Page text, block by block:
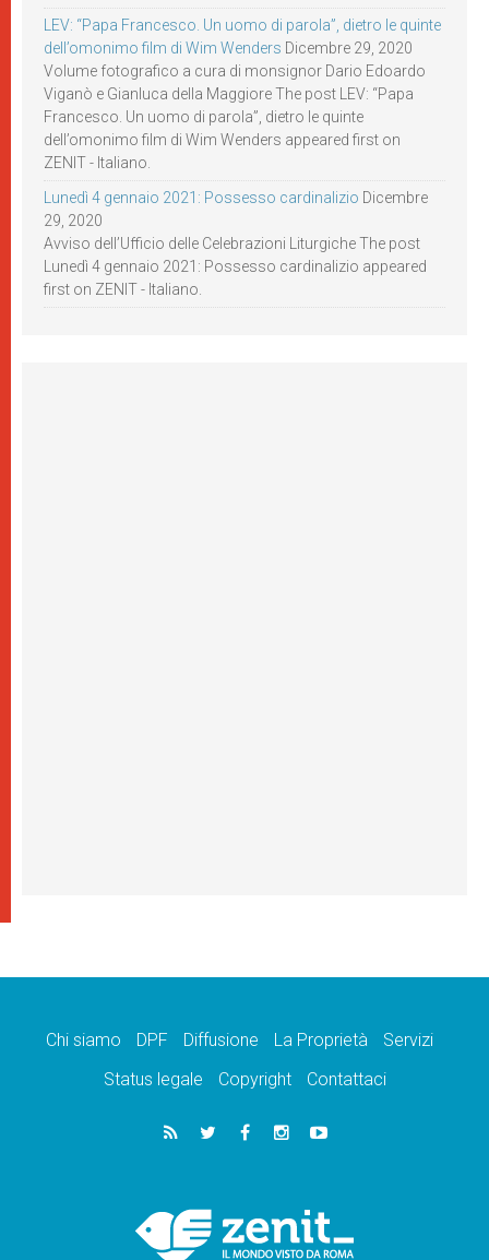
LEV: “Papa Francesco. Un uomo di parola”, dietro le quinte
dell’omonimo film di Wim Wenders Dicembre 29, 2020
Volume fotografico a cura di monsignor Dario Edoardo
Viganò e Gianluca della Maggiore The post LEV: “Papa
Francesco. Un uomo di parola”, dietro le quinte
dell’omonimo film di Wim Wenders appeared first on
ZENIT - Italiano.
Lunedì 4 gennaio 2021: Possesso cardinalizio Dicembre
29, 2020
Avviso dell’Ufficio delle Celebrazioni Liturgiche The post
Lunedì 4 gennaio 2021: Possesso cardinalizio appeared
first on ZENIT - Italiano.
Chi siamo DPF Diffusione La Proprietà
Servizi
Status legale
Copyright Contattaci